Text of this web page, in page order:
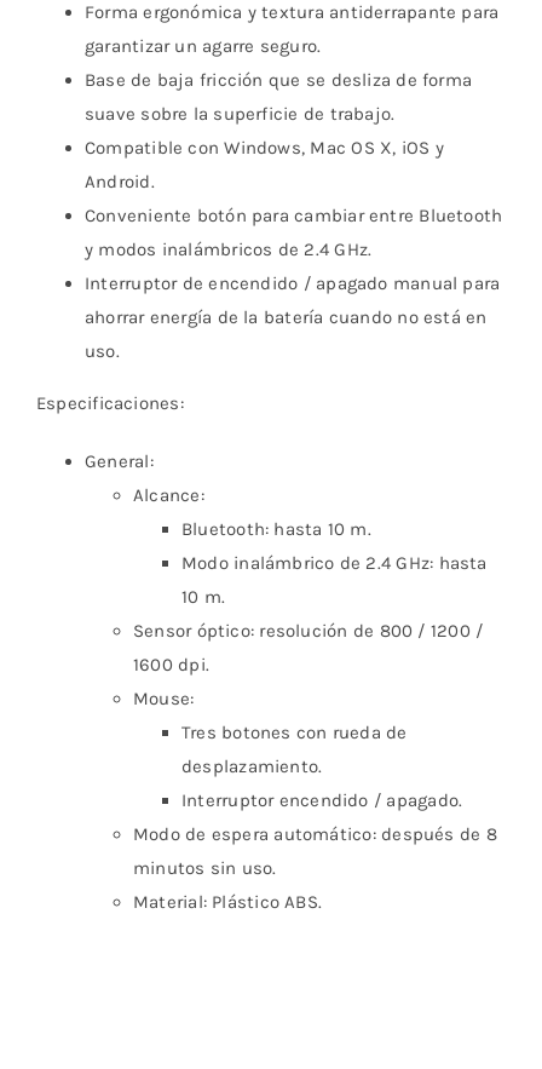
Forma ergonómica y textura antiderrapante para
garantizar un agarre seguro.
Base de baja fricción que se desliza de forma
suave sobre la superficie de trabajo.
Compatible con Windows, Mac OS X, iOS y
Android.
Conveniente botón para cambiar entre Bluetooth
y modos inalámbricos de 2.4 GHz.
Interruptor de encendido / apagado manual para
ahorrar energía de la batería cuando no está en
uso.
Especificaciones:
General:
Alcance:
Bluetooth: hasta 10 m.
Modo inalámbrico de 2.4 GHz: hasta
10 m.
Sensor óptico: resolución de 800 / 1200 /
1600 dpi.
Mouse:
Tres botones con rueda de
desplazamiento.
Interruptor encendido / apagado.
Modo de espera automático: después de 8
minutos sin uso.
Material: Plástico ABS.